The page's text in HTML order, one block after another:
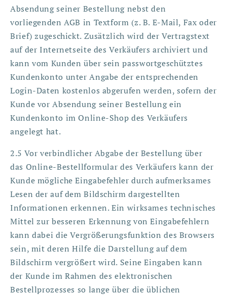
Absendung seiner Bestellung nebst den
vorliegenden AGB in Textform (z. B. E-Mail, Fax oder
Brief) zugeschickt. Zusätzlich wird der Vertragstext
auf der Internetseite des Verkäufers archiviert und
kann vom Kunden über sein passwortgeschütztes
Kundenkonto unter Angabe der entsprechenden
Login-Daten kostenlos abgerufen werden, sofern der
Kunde vor Absendung seiner Bestellung ein
Kundenkonto im Online-Shop des Verkäufers
angelegt hat.
2.5 Vor verbindlicher Abgabe der Bestellung über
das Online-Bestellformular des Verkäufers kann der
Kunde mögliche Eingabefehler durch aufmerksames
Lesen der auf dem Bildschirm dargestellten
Informationen erkennen. Ein wirksames technisches
Mittel zur besseren Erkennung von Eingabefehlern
kann dabei die Vergrößerungsfunktion des Browsers
sein, mit deren Hilfe die Darstellung auf dem
Bildschirm vergrößert wird. Seine Eingaben kann
der Kunde im Rahmen des elektronischen
Bestellprozesses so lange über die üblichen